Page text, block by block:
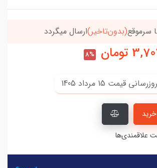
خریدتو به5میلیون
تومان 8%
قیمت 15 مرداد 1405